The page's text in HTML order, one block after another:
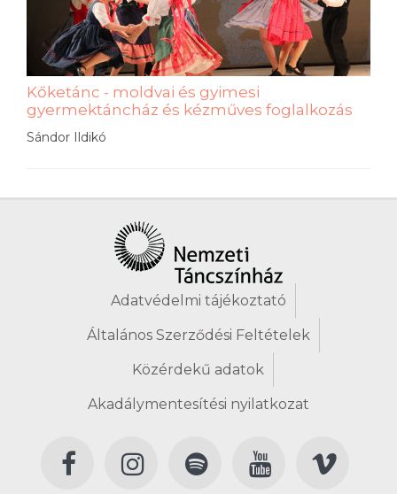
Kőketánc - moldvai és gyimesi
gyermektáncház és kézműves foglalkozás
Sándor Ildikó
Adatvédelmi tájékoztató
Általános Szerződési Feltételek
Közérdekű adatok
Akadálymentesítési nyilatkozat